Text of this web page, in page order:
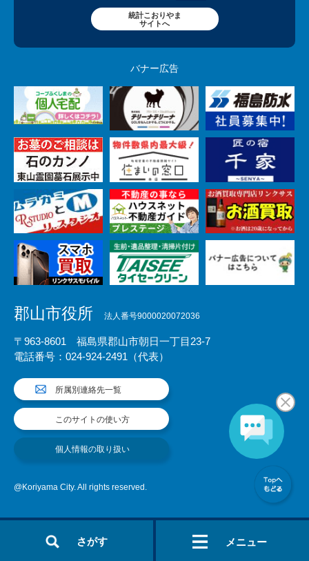
さがす メニュー
統計こおりやま
サイトへ
バナー広告
郡山市役所 法人番号9000020072036
〒963-8601 福島県郡山市朝日一丁目23-7
電話番号：024-924-2491（代表）
所属別連絡先一覧
このサイトの使い方
個人情報の取り扱い
@Koriyama City. All rights reserved.